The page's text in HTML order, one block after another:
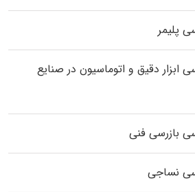
پلیمر
ابزار دقیق و اتوماسیون در صنایع
بازرسی فنی
نساجی